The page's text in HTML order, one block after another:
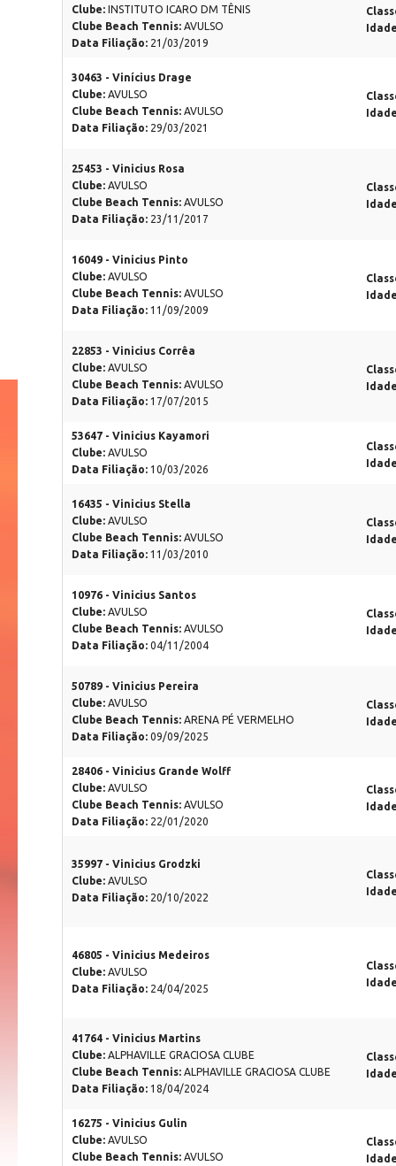
Clube:
INSTITUTO ICARO DM TÊNIS
Clube Beach Tennis: AVULSO
Data Filiação: 21/03/2019
30463 - Vinícius Drage
Clube: AVULSO
Clube Beach Tennis: AVULSO
Data Filiação: 29/03/2021
25453 - Vinicius Rosa
Clube: AVULSO
Clube Beach Tennis: AVULSO
Data Filiação: 23/11/2017
16049 - Vinicius Pinto
Clube: AVULSO
Clube Beach Tennis: AVULSO
Data Filiação: 11/09/2009
22853 - Vinicius Corrêa
Clube: AVULSO
Clube Beach Tennis: AVULSO
Data Filiação: 17/07/2015
53647 - Vinicius Kayamori
Clube: AVULSO
Data Filiação: 10/03/2026
16435 - Vinicius Stella
Clube: AVULSO
Clube Beach Tennis: AVULSO
Data Filiação: 11/03/2010
10976 - Vinicius Santos
Clube: AVULSO
Clube Beach Tennis: AVULSO
Data Filiação: 04/11/2004
50789 - Vinicius Pereira
Clube: AVULSO
Clube Beach Tennis: ARENA PÉ VERMELHO
Data Filiação: 09/09/2025
28406 - Vinicius Grande Wolff
Clube: AVULSO
Clube Beach Tennis: AVULSO
Data Filiação: 22/01/2020
35997 - Vinicius Grodzki
Clube: AVULSO
Data Filiação: 20/10/2022
46805 - Vinicius Medeiros
Clube: AVULSO
Data Filiação: 24/04/2025
41764 - Vinicius Martins
Clube: ALPHAVILLE GRACIOSA CLUBE
Clube Beach Tennis: ALPHAVILLE GRACIOSA CLUBE
Data Filiação: 18/04/2024
16275 - Vinicius Gulin
Clube: AVULSO
Clube Beach Tennis: AVULSO